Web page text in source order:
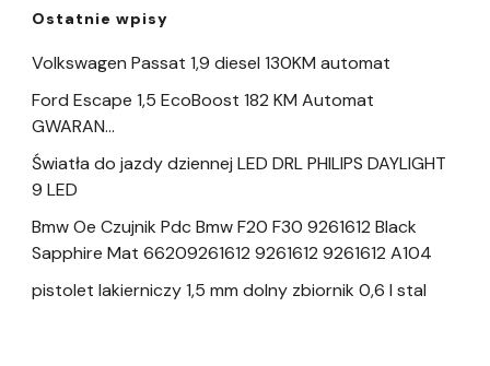
Ostatnie wpisy
Volkswagen Passat 1,9 diesel 130KM automat
Ford Escape 1,5 EcoBoost 182 KM Automat
GWARAN…
Światła do jazdy dziennej LED DRL PHILIPS DAYLIGHT
9 LED
Bmw Oe Czujnik Pdc Bmw F20 F30 9261612 Black
Sapphire Mat 66209261612 9261612 9261612 A104
pistolet lakierniczy 1,5 mm dolny zbiornik 0,6 l stal